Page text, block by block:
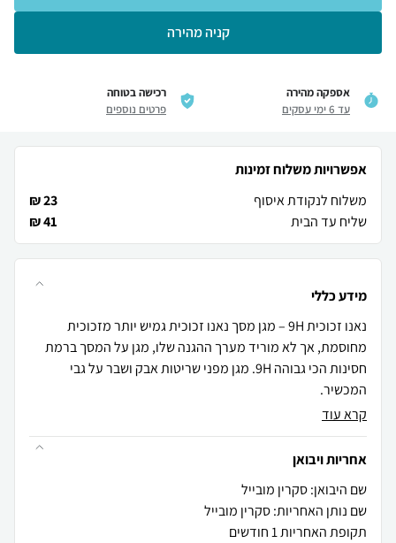
קניה מהירה
אספקה מהירה
עד 6 ימי עסקים
רכישה בטוחה
פרטים נוספים
אפשרויות משלוח זמינות
משלוח לנקודת איסוף
23 ₪
שליח עד הבית
41 ₪
מידע כללי
נאנו זכוכית 9H – מגן מסך נאנו זכוכית גמיש יותר מזכוכית
מחוסמת, אך לא מוריד מערך ההגנה שלו, מגן על המסך ברמת
חסינות הכי גבוהה 9H. מגן מפני שריטות אבק ושבר על גבי
המכשיר.
קרא עוד
אחריות ויבואן
שם היבואן: סקרין מובייל
שם נותן האחריות: סקרין מובייל
תקופת האחריות 1 חודשים